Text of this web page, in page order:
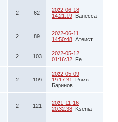
2 62
2022-06-18
14:21:19 Ванесса
2 89
2022-06-11
14:50:48 Атеист
2 103
2022-05-12
01:16:32 Fe
2 109
2022-05-09
19:17:31
Ромв
Баринов
2 121
2021-11-16
20:32:38 Ksenia